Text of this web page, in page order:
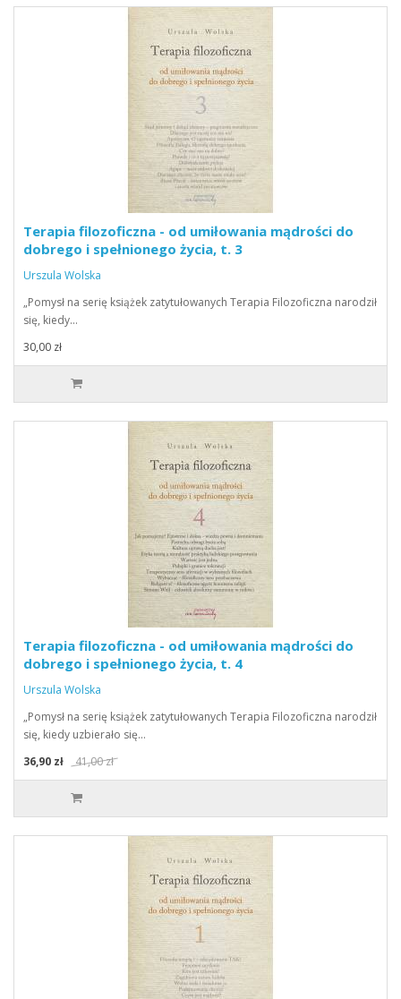
Terapia filozoficzna - od umiłowania mądrości do
dobrego i spełnionego życia, t. 3
Urszula Wolska
„Pomysł na serię książek zatytułowanych Terapia Filozoficzna narodził
się, kiedy…
30,00 zł
Terapia filozoficzna - od umiłowania mądrości do
dobrego i spełnionego życia, t. 4
Urszula Wolska
„Pomysł na serię książek zatytułowanych Terapia Filozoficzna narodził
się, kiedy uzbierało się…
36,90 zł
41,00 zł